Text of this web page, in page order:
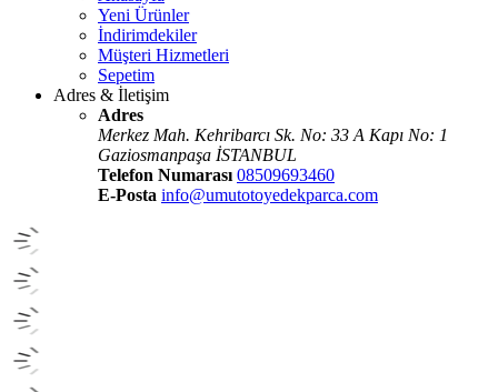
Yeni Ürünler
İndirimdekiler
Müşteri Hizmetleri
Sepetim
Adres & İletişim
Adres
Merkez Mah. Kehribarcı Sk. No: 33 A Kapı No: 1
Gaziosmanpaşa İSTANBUL
Telefon Numarası 08509693460
E-Posta info@umutotoyedekparca.com